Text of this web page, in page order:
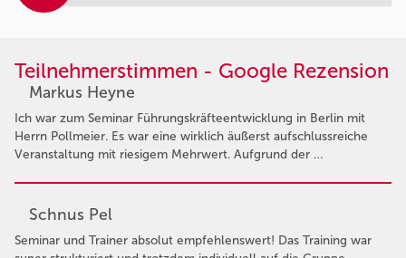
Teilnehmerstimmen - Google Rezension
Markus Heyne
Ich war zum Seminar Führungskräfteentwicklung in Berlin mit
Herrn Pollmeier. Es war eine wirklich äußerst aufschlussreiche
Veranstaltung mit riesigem Mehrwert. Aufgrund der …
Schnus Pel
Seminar und Trainer absolut empfehlenswert! Das Training war